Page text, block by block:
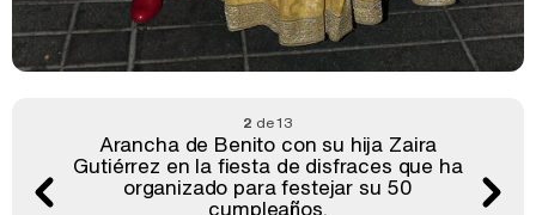
2 de 13
Arancha de Benito con su hija Zaira
Gutiérrez en la fiesta de disfraces que ha
organizado para festejar su 50
cumpleaños.